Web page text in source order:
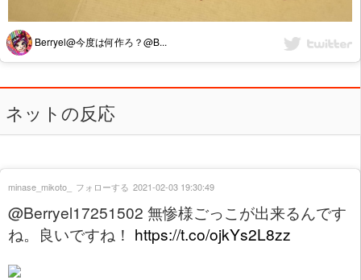
Berryel@今度は何作ろ？@B...
ネットの反応
@Berryel17251502 無惨様ごっこが出来るんです
ね。良いですね！ https://t.co/ojkYs2L8zz
minase_mikoto_ フォローする 2021-02-03 19:30:49